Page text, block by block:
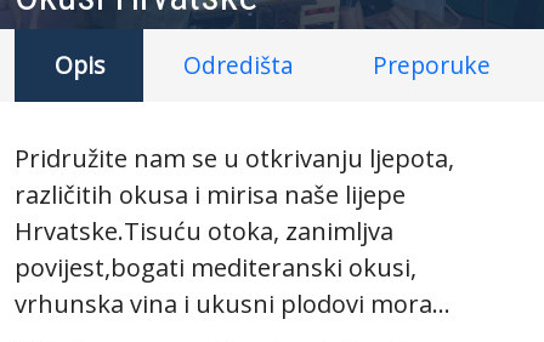
Opis Odredišta Preporuke
Pridružite nam se u otkrivanju ljepota,
različitih okusa i mirisa naše lijepe
Hrvatske.Tisuću otoka, zanimljva
povijest,bogati mediteranski okusi,
vrhunska vina i ukusni plodovi mora...